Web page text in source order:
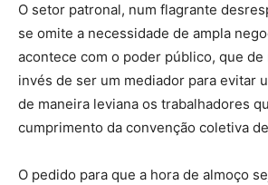
O setor patronal, num flagrante
se omite a necessidade de ampla
acontece com o poder público, que de
invés de ser um mediador para evitar
de maneira leviana os trabalhadores
cumprimento da convenção coletiva
O pedido para que a hora de almoço